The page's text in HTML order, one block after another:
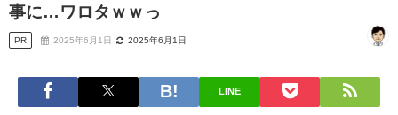
事に…ワロタｗｗっ
PR 2025年6月1日 2025年6月1日
LINE